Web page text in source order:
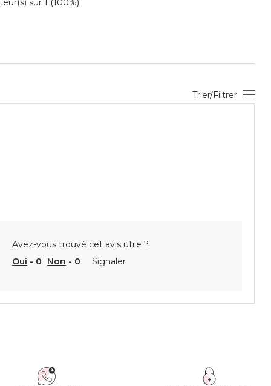
sur 1 (100%)
Trier/Filtrer
Avez-vous trouvé cet avis utile ?
Oui - 0 Non - 0 Signaler